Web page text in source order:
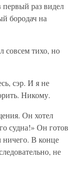
раз видел
бородач на
совсем тихо, но
сэр. И я не
Никому.
Он хотел
судна!» Он готов
В конце
не